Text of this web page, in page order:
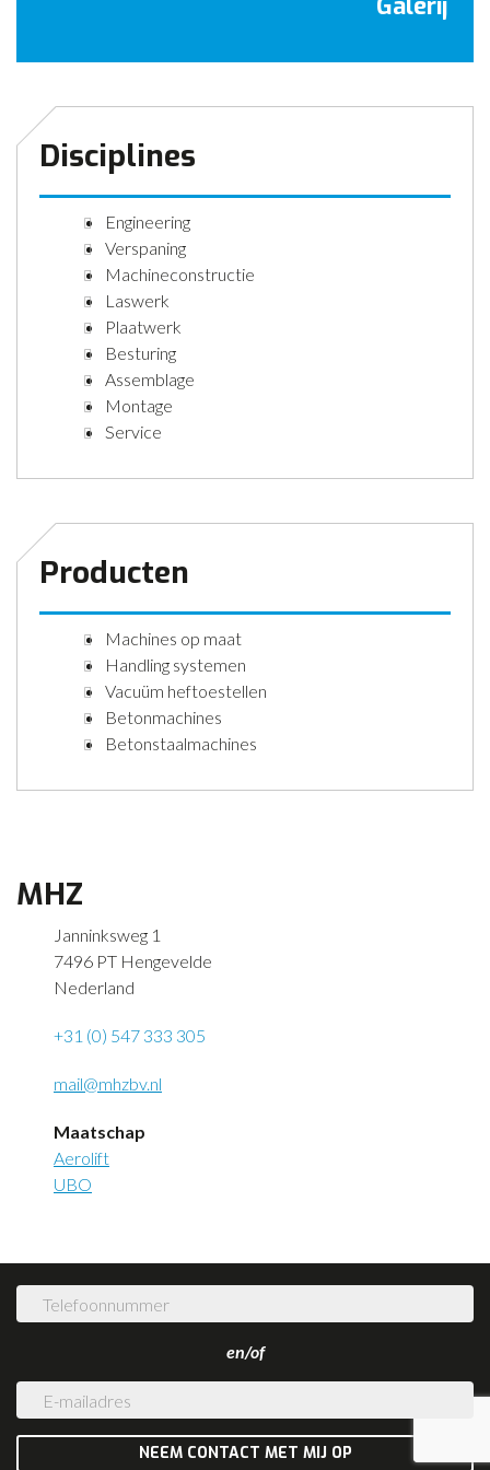
Disciplines
Engineering
Verspaning
Machineconstructie
Laswerk
Plaatwerk
Besturing
Assemblage
Montage
Service
Producten
Machines op maat
Handling systemen
Vacuüm heftoestellen
Betonmachines
Betonstaalmachines
MHZ
Janninksweg 1
7496 PT Hengevelde
Nederland
+31 (0) 547 333 305
mail@mhzbv.nl
Maatschap
Aerolift
UBO
en/of
NEEM CONTACT MET MIJ OP